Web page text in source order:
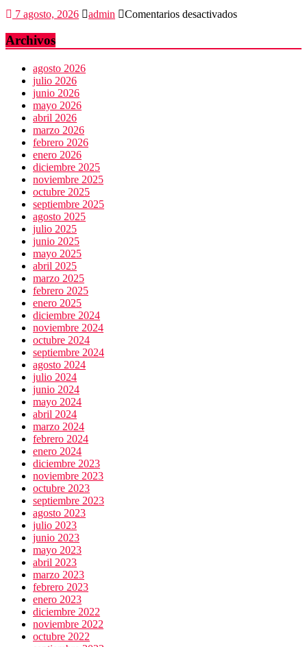
7 agosto, 2026 admin Comentarios desactivadosen
Museo
Archivos
agosto 2026
julio 2026
junio 2026
mayo 2026
abril 2026
marzo 2026
febrero 2026
enero 2026
diciembre 2025
noviembre 2025
octubre 2025
septiembre 2025
agosto 2025
julio 2025
junio 2025
mayo 2025
abril 2025
marzo 2025
febrero 2025
enero 2025
diciembre 2024
noviembre 2024
octubre 2024
septiembre 2024
agosto 2024
julio 2024
junio 2024
mayo 2024
abril 2024
marzo 2024
febrero 2024
enero 2024
diciembre 2023
noviembre 2023
octubre 2023
septiembre 2023
agosto 2023
julio 2023
junio 2023
mayo 2023
abril 2023
marzo 2023
febrero 2023
enero 2023
diciembre 2022
noviembre 2022
octubre 2022